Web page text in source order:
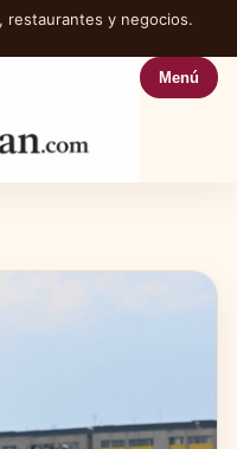
restaurantes y negocios.
Menú